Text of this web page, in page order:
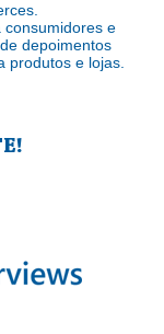
consumidores e
depoimentos
produtos e lojas.